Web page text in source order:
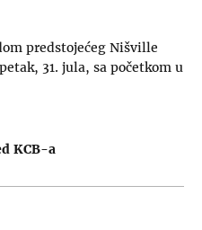
predstojećeg Nišville
31. jula, sa početkom u
KCB-a